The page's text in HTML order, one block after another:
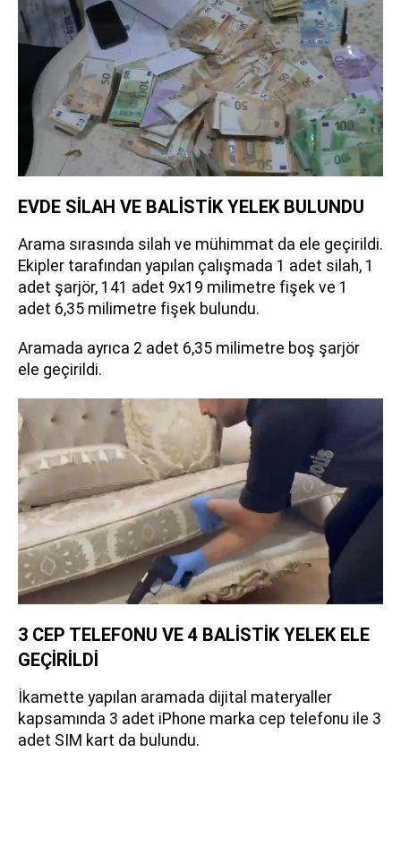
EVDE SİLAH VE BALİSTİK YELEK BULUNDU
Arama sırasında silah ve mühimmat da ele geçirildi.
Ekipler tarafından yapılan çalışmada 1 adet silah, 1
adet şarjör, 141 adet 9x19 milimetre fişek ve 1
adet 6,35 milimetre fişek bulundu.
Aramada ayrıca 2 adet 6,35 milimetre boş şarjör
ele geçirildi.
3 CEP TELEFONU VE 4 BALİSTİK YELEK ELE
GEÇİRİLDİ
İkamette yapılan aramada dijital materyaller
kapsamında 3 adet iPhone marka cep telefonu ile 3
adet SIM kart da bulundu.